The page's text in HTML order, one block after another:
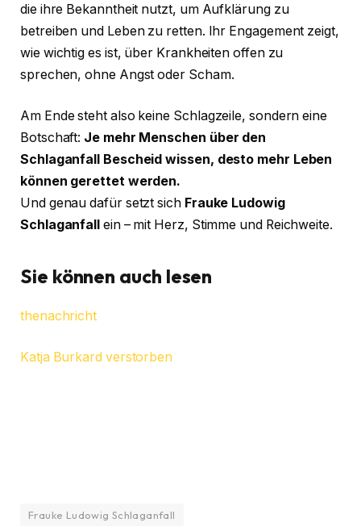
die ihre Bekanntheit nutzt, um Aufklärung zu
betreiben und Leben zu retten. Ihr Engagement zeigt,
wie wichtig es ist, über Krankheiten offen zu
sprechen, ohne Angst oder Scham.
Am Ende steht also keine Schlagzeile, sondern eine
Botschaft: Je mehr Menschen über den
Schlaganfall Bescheid wissen, desto mehr Leben
können gerettet werden.
Und genau dafür setzt sich Frauke Ludowig
Schlaganfall
ein – mit Herz, Stimme und Reichweite.
Sie können auch lesen
thenachricht
Katja Burkard verstorben
Frauke Ludowig Schlaganfall